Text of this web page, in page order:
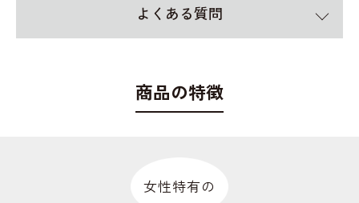
よくある質問
商品の特徴
女性特有の